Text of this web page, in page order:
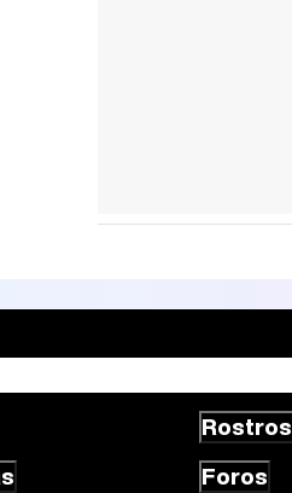
Rostros
Foros